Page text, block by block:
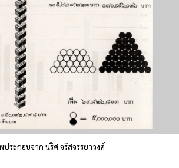
ประกอบจาก นริศ จรัสจรรยาวงศ์